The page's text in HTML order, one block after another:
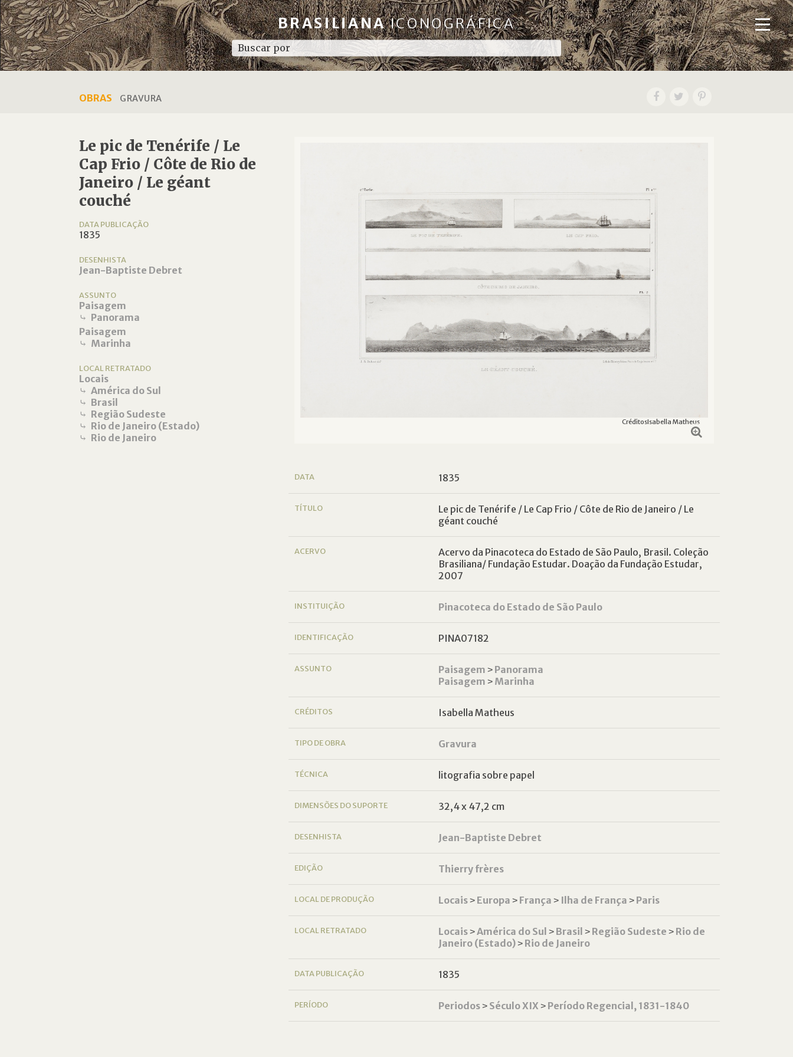
BRASILIANAICONOGRÁFICA
OBRAS GRAVURA
Le pic de Tenérife / Le
Cap Frio / Côte de Rio de
Janeiro / Le géant
couché
DATA PUBLICAÇÃO
1835
DESENHISTA
Jean-Baptiste Debret
ASSUNTO
Paisagem
⤷ Panorama
Paisagem
⤷ Marinha
LOCAL RETRATADO
Locais
⤷ América do Sul
⤷ Brasil
⤷ Região Sudeste
⤷ Rio de Janeiro (Estado)
⤷ Rio de Janeiro
CréditosIsabella Matheus
DATA 1835
TÍTULO
Le pic de Tenérife / Le Cap Frio / Côte de Rio de Janeiro / Le
géant couché
ACERVO
Acervo da Pinacoteca do Estado de São Paulo, Brasil. Coleção
Brasiliana/ Fundação Estudar. Doação da Fundação Estudar,
2007
INSTITUIÇÃO Pinacoteca do Estado de São Paulo
IDENTIFICAÇÃO PINA07182
ASSUNTO Paisagem ˃ Panorama
Paisagem ˃ Marinha
CRÉDITOS Isabella Matheus
TIPO DE OBRA Gravura
TÉCNICA litografia sobre papel
DIMENSÕES DO SUPORTE 32,4 x 47,2 cm
DESENHISTA Jean-Baptiste Debret
EDIÇÃO Thierry frères
LOCAL DE PRODUÇÃO Locais˃ Europa ˃ França ˃ Ilha de França ˃ Paris
LOCAL RETRATADO Locais˃América do Sul ˃ Brasil ˃ Região Sudeste ˃ Rio de
Janeiro (Estado)˃ Rio de Janeiro
DATA PUBLICAÇÃO 1835
PERÍODO Periodos˃ Século XIX ˃ Período Regencial, 1831-1840